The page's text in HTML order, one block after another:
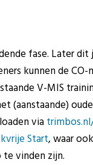
fase. Later
kunnen de
V-MIS
via
Start, waar
vinden zijn.